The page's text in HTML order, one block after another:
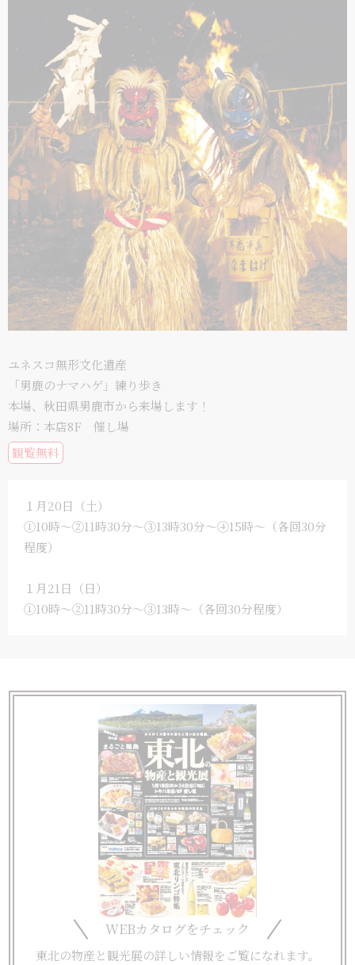
ユネスコ無形文化遺産
「男鹿のナマハゲ」練り歩き
本場、秋田県男鹿市から来場します！
場所：本店8F 催し場
観覧無料
１月20日（土）
①10時～②11時30分～③13時30分～④15時～（各回30分
程度）
１月21日（日）
①10時～②11時30分～③13時～（各回30分程度）
WEBカタログをチェック
東北の物産と観光展の詳しい情報をご覧になれます。